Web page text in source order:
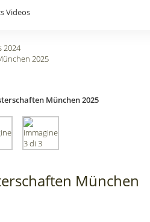
2024
2025
München